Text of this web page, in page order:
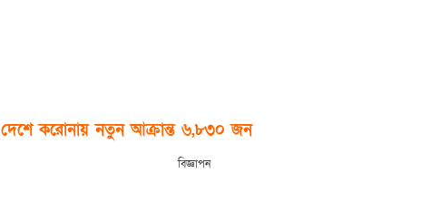
করোনায় নতুন আক্রান্ত ৬,৮৩০ জন
বিজ্ঞাপন